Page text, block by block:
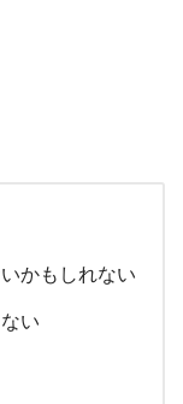
かもしれない
い